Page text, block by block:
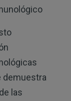
demuestra
las